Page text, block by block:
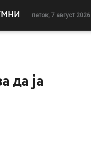
петок, 7 август 2026
да ја